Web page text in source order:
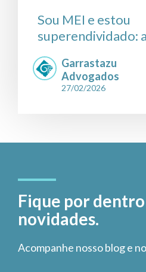
Sou MEI e estou
superendividado:
Garrastazu
Advogados
27/02/2026
Fique por dentro
novidades.
Acompanhe nosso blog e